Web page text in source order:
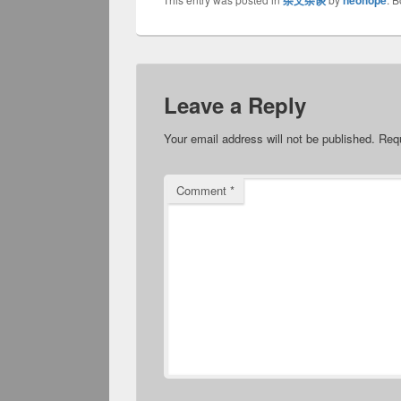
Leave a Reply
Your email address will not be published.
Comment *